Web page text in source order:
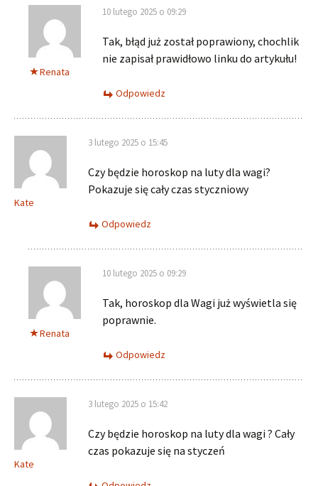
Renata
10 lutego 2025 o 09:29
Tak, błąd już został poprawiony, chochlik
nie zapisał prawidłowo linku do artykułu!
Odpowiedz
Kate
3 lutego 2025 o 15:45
Czy będzie horoskop na luty dla wagi?
Pokazuje się cały czas styczniowy
Odpowiedz
Renata
10 lutego 2025 o 09:29
Tak, horoskop dla Wagi już wyświetla się
poprawnie.
Odpowiedz
Kate
3 lutego 2025 o 15:42
Czy będzie horoskop na luty dla wagi ? Cały
czas pokazuje się na styczeń